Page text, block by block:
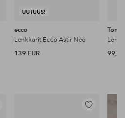
UUTUUS!
ecco
Lenkkarit Ecco Astir Neo
139 EUR
99,90
Lisää